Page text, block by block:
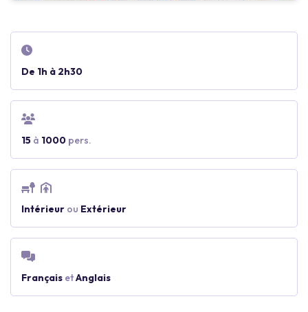
De 1h à 2h30
15 à 1000 pers.
Intérieur ou Extérieur
Français etAnglais